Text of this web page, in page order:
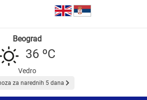
Beograd
36 ºC
Vedro
za narednih 5 dana